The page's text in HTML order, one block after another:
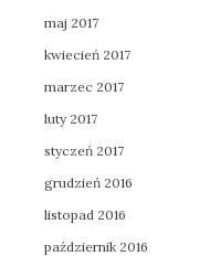
maj 2017
kwiecień 2017
marzec 2017
luty 2017
styczeń 2017
grudzień 2016
listopad 2016
październik 2016